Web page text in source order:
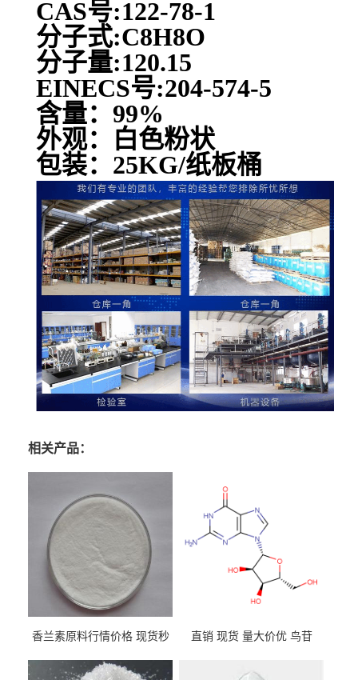
CAS号:122-78-1
分子式:C8H8O
分子量:120.15
EINECS号:204-574-5
含量：99%
外观：白色粉状
包装：25KG/纸板桶
相关产品：
香兰素原料行情价格 现货秒
直销 现货 量大价优 鸟苷